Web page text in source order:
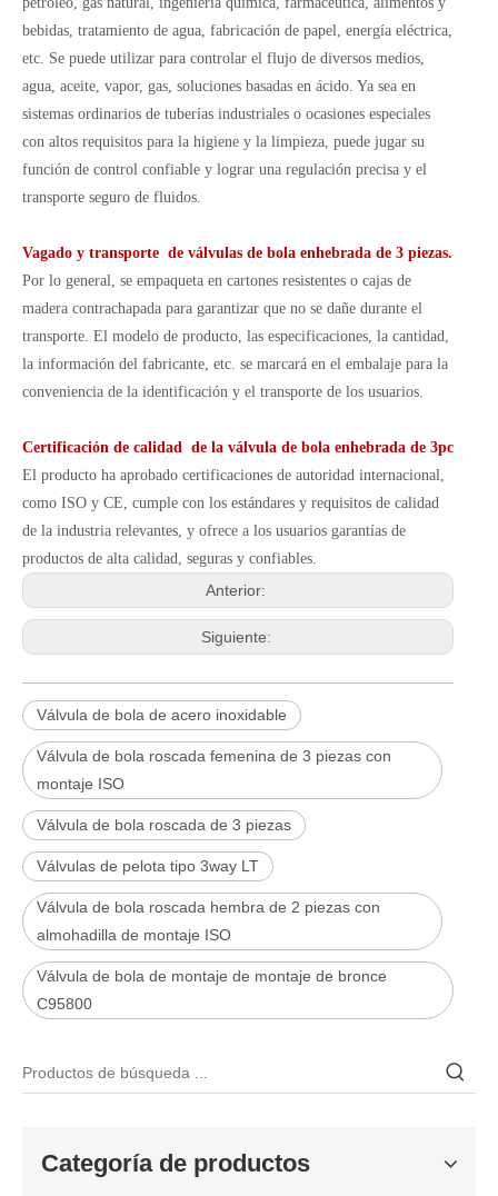
bebidas, tratamiento de agua, fabricación de papel, energía eléctrica,
etc. Se puede utilizar para controlar el flujo de diversos medios,
agua, aceite, vapor, gas, soluciones basadas en ácido. Ya sea en
sistemas ordinarios de tuberías industriales o ocasiones especiales
con altos requisitos para la higiene y la limpieza, puede jugar su
función de control confiable y lograr una regulación precisa y el
transporte seguro de fluidos.
Vagado y transporte de válvulas de bola enhebrada de 3 piezas.
Por lo general, se empaqueta en cartones resistentes o cajas de
madera contrachapada para garantizar que no se dañe durante el
transporte. El modelo de producto, las especificaciones, la cantidad,
la información del fabricante, etc. se marcará en el embalaje para la
conveniencia de la identificación y el transporte de los usuarios.
Certificación de calidad de la válvula de bola enhebrada de 3pc
El producto ha aprobado certificaciones de autoridad internacional,
como ISO y CE, cumple con los estándares y requisitos de calidad
de la industria relevantes, y ofrece a los usuarios garantías de
productos de alta calidad, seguras y confiables.
Anterior:
Siguiente:
Válvula de bola de acero inoxidable
Válvula de bola roscada femenina de 3 piezas con
montaje ISO
Válvula de bola roscada de 3 piezas
Válvulas de pelota tipo 3way LT
Válvula de bola roscada hembra de 2 piezas con
almohadilla de montaje ISO
Válvula de bola de montaje de montaje de bronce
C95800
Categoría de productos
2026-06-25